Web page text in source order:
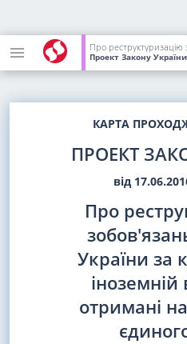
Проект Закону України
КАРТА
ПРОЕКТ
від
Про
України за
отримані